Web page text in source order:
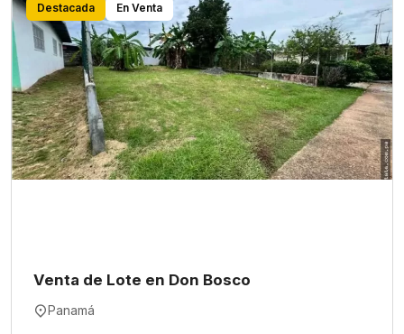
Destacada En Venta
Venta de Lote en Don Bosco
Panamá